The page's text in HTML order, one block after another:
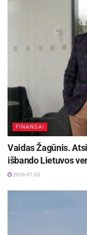
FINANSAI
Vaidas Žagūnis.
išbando Lietuvos
2026-07-22